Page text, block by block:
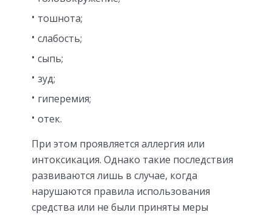
тошнота;
слабость;
сыпь;
зуд;
гиперемия;
отек.
При этом проявляется аллергия или
интоксикация. Однако такие последствия
развиваются лишь в случае, когда
нарушаются правила использования
средства или не были приняты меры